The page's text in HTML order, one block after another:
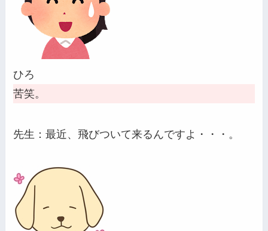
ひろ
苦笑。
先生：最近、飛びついて来るんですよ・・・。